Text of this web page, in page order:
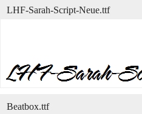
LHF-Sarah-Script-Neue.ttf
Beatbox.ttf